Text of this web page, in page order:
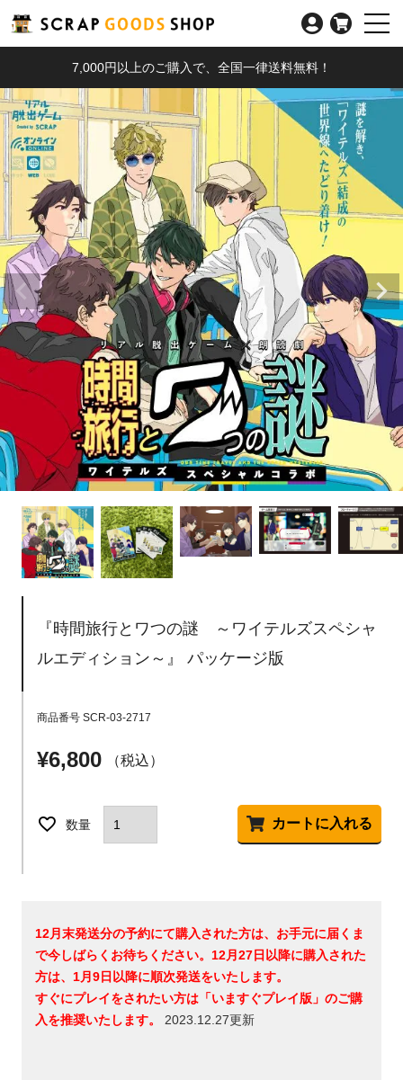
7,000円以上のご購入で、全国一律送料無料！
『時間旅行とワつの謎 ～ワイテルズスペシャ
ルエディション～』 パッケージ版
商品番号 SCR-03-2717
¥6,800 税込
カートに入れる
12月末発送分の予約にて購入された方は、お手元に届くま
で今しばらくお待ちください。12月27日以降に購入された
方は、1月9日以降に順次発送をいたします。
すぐにプレイをされたい方は「いますぐプレイ版」のご購
入を推奨いたします。
2023.12.27更新